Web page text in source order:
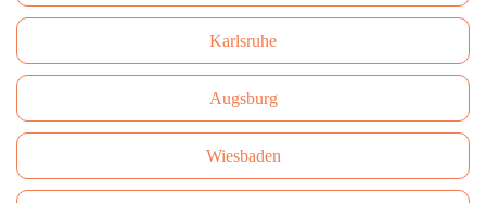
Karlsruhe
Augsburg
Wiesbaden